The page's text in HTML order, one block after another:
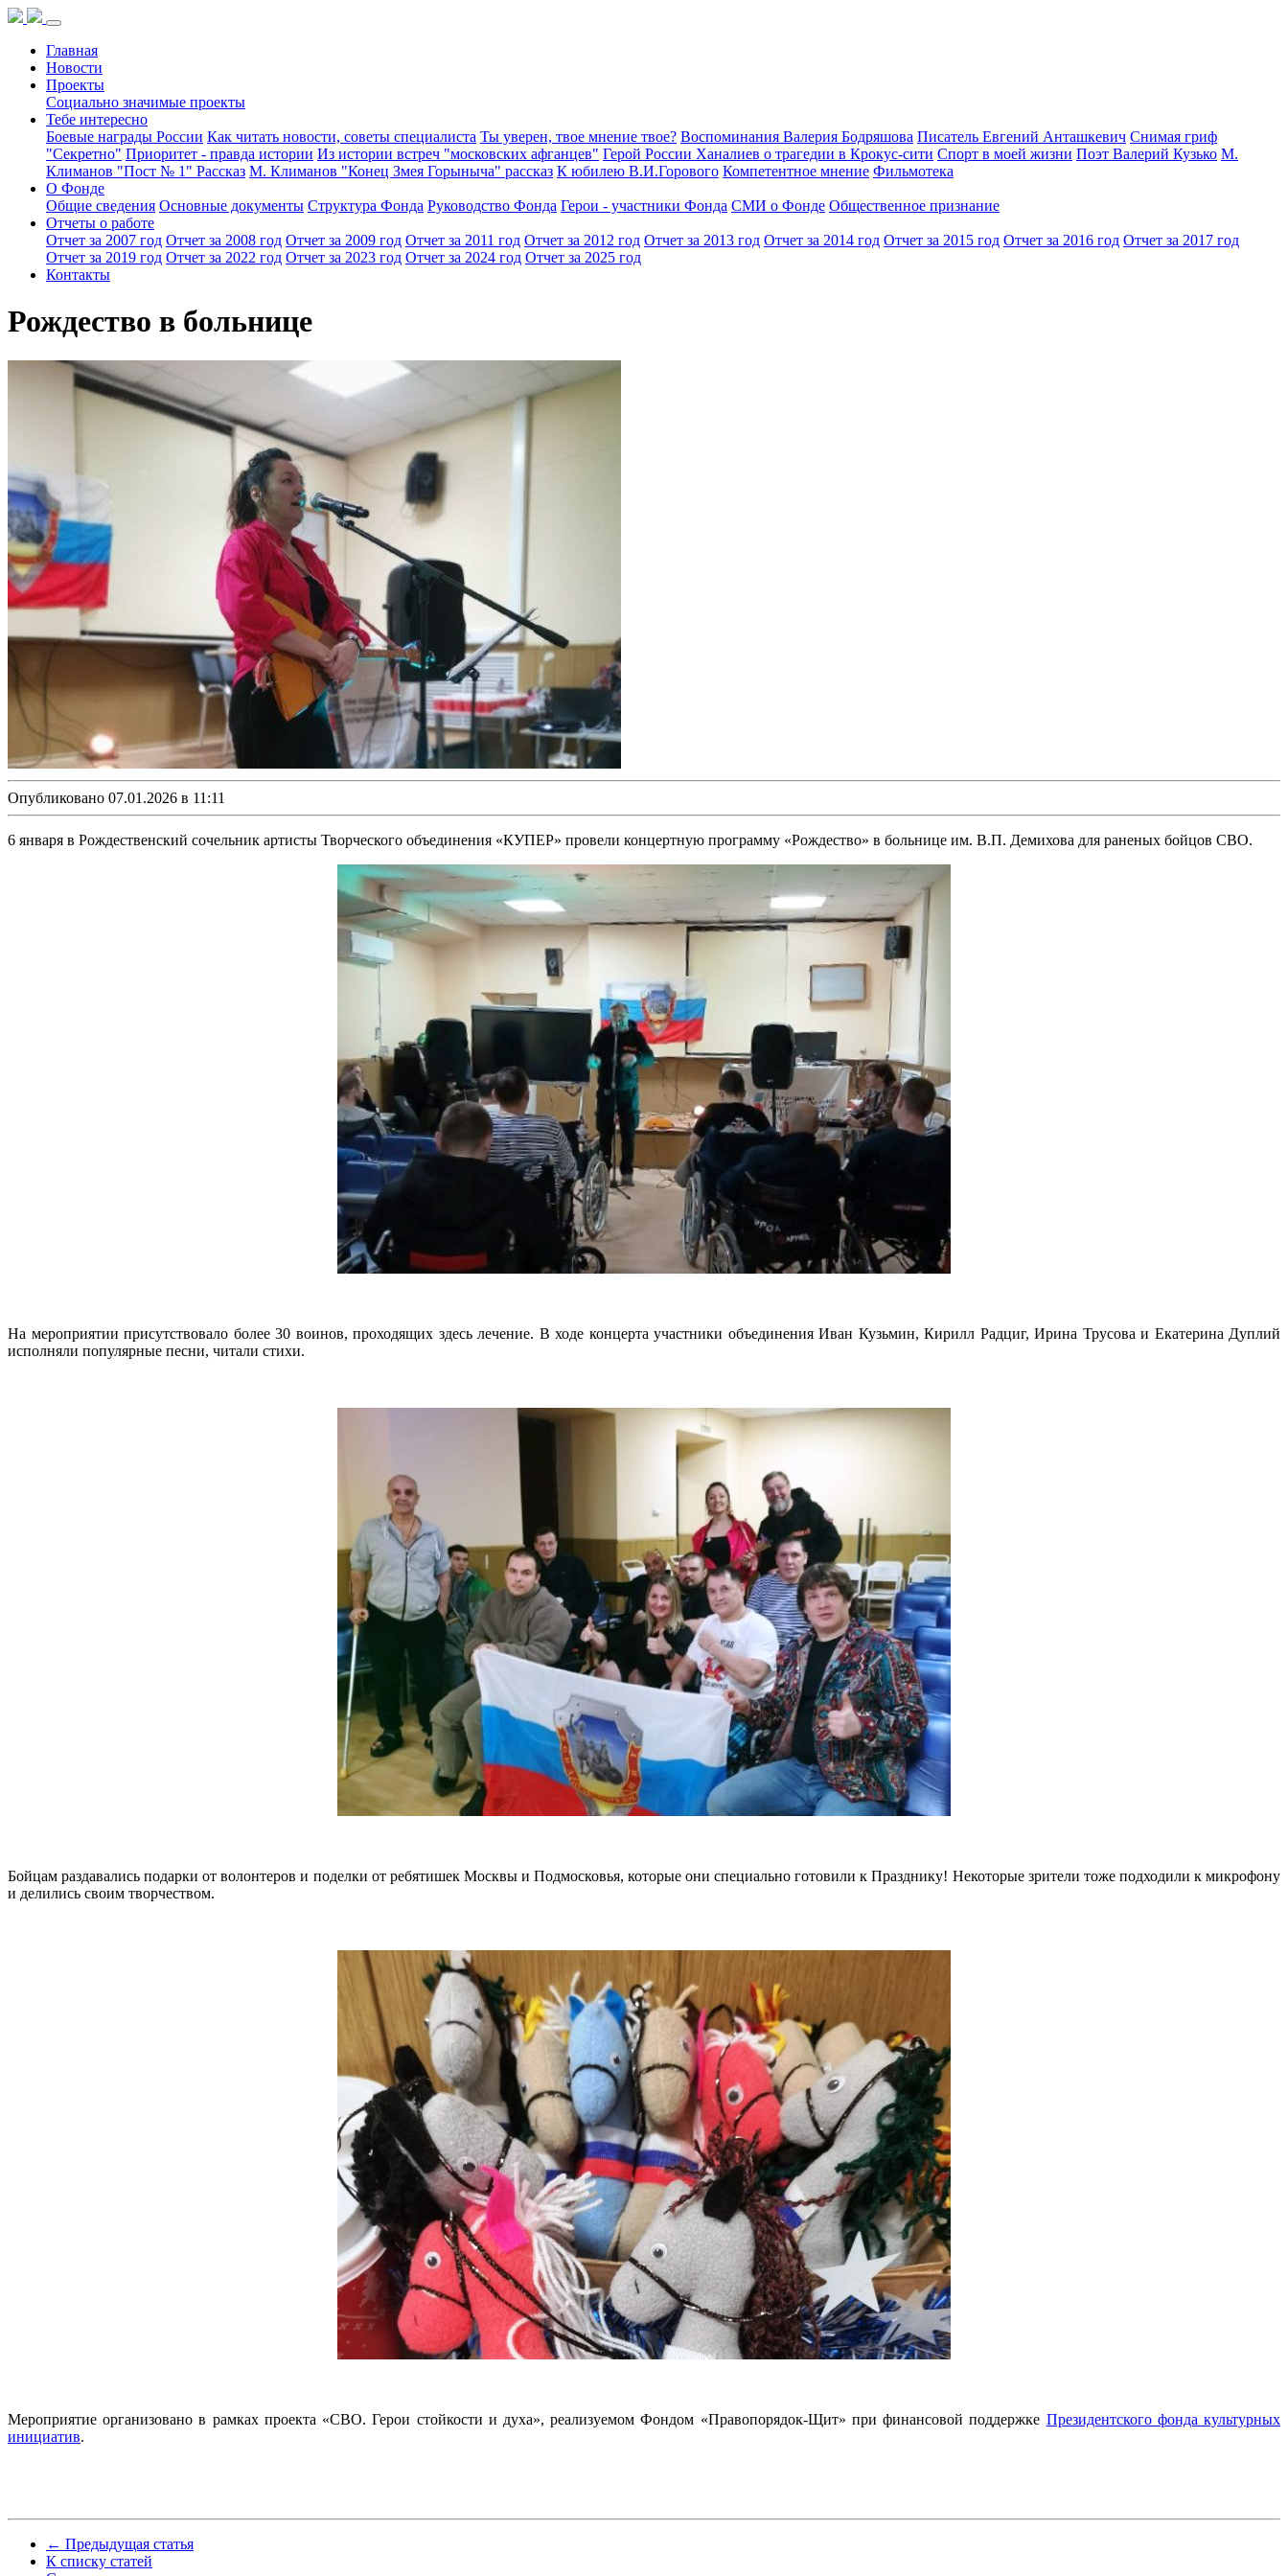
Главная
Новости
Проекты
Социально значимые проекты
Тебе интересно
Боевые награды России Как читать новости, советы специалиста Ты уверен, твое мнение твое? Воспоминания Валерия Бодряшова Писатель Евгений Анташкевич Снимая гриф
"Секретно" Приоритет - правда истории Из истории встреч "московских афганцев" Герой России Ханалиев о трагедии в Крокус-сити Спорт в моей жизни Поэт Валерий Кузько М.
Климанов "Пост № 1" Рассказ М. Климанов "Конец Змея Горыныча" рассказ К юбилею В.И.Горового Компетентное мнение Фильмотека
О Фонде
Общие сведения Основные документы Структура Фонда Руководство Фонда Герои - участники Фонда СМИ о Фонде Общественное признание
Отчеты о работе
Отчет за 2007 год Отчет за 2008 год Отчет за 2009 год Отчет за 2011 год Отчет за 2012 год Отчет за 2013 год Отчет за 2014 год Отчет за 2015 год Отчет за 2016 год Отчет за 2017 год
Отчет за 2019 год Отчет за 2022 год Отчет за 2023 год Отчет за 2024 год Отчет за 2025 год
Контакты
Рождество в больнице
Опубликовано 07.01.2026 в 11:11
6 января в Рождественский сочельник артисты Творческого объединения «КУПЕР» провели концертную программу «Рождество» в больнице им. В.П. Демихова для раненых бойцов СВО.
На мероприятии присутствовало более 30 воинов, проходящих здесь лечение. В ходе концерта участники объединения Иван Кузьмин, Кирилл Радциг, Ирина Трусова и Екатерина Дуплий
исполняли популярные песни, читали стихи.
Бойцам раздавались подарки от волонтеров и поделки от ребятишек Москвы и Подмосковья, которые они специально готовили к Празднику! Некоторые зрители тоже подходили к микрофону
и делились своим творчеством.
Мероприятие организовано в рамках проекта «СВО. Герои стойкости и духа», реализуемом Фондом «Правопорядок-Щит» при финансовой поддержке Президентского фонда культурных
инициатив.
← Предыдущая статья
К списку статей